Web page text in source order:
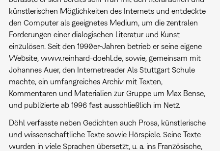
künstlerischen Möglichkeiten des Internets und entdeckte
den Computer als geeignetes Medium, um die zentralen
Forderungen einer dialogischen Literatur und Kunst
einzulösen. Seit den 1990er-Jahren betrieb er seine eigene
Website, www.reinhard-doehl.de, sowie, gemeinsam mit
Johannes Auer, den Internetreader Als Stuttgart Schule
machte, ein umfangreiches Archiv mit Texten,
Kommentaren und Materialien zur Gruppe um Max Bense,
und publizierte ab 1996 fast ausschließlich im Netz.
Döhl verfasste neben Gedichten auch Prosa, künstlerische
und wissenschaftliche Texte sowie Hörspiele. Seine Texte
wurden in viele Sprachen übersetzt, u. a. ins Französische,